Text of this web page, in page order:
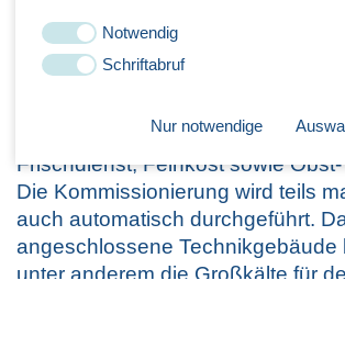
Vollsortiment realisiert.
Lösung
Der erste Bauabschnitt beinhaltet
Frischdienst, Feinkost sowie
Die Kommissionierung wird teils
auch automatisch durchgeführt.
angeschlossene Technikgebäude
unter anderem die Großkälte für
Notwendig
Schriftabruf
Nur notwendige